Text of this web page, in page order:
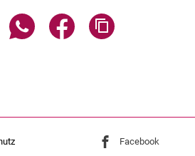
Seite über E-Mail teilen
Seite über WhatsApp teilen
Seite über Facebook
Externer Link:
Facebook